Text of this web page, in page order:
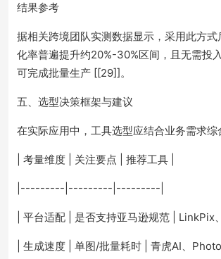
结果参考
据相关跨境团队实测数据显示，采用此方
化率普遍提升约20%-30%区间，且无需投
可完成批量生产 [[29]]。
五、选型决策框架与建议
在实际应用中，工具选型应结合业务需求综
| 考量维度 | 关注要点 | 推荐工具 |
|---------|---------|---------|
| 平台适配 | 是否支持亚马逊规范 | LinkPix
| 生成速度 | 单图/批量耗时 | 青虎AI、